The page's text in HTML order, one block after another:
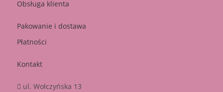
Obsługa klienta
Pakowanie i dostawa
Płatności
Kontakt
ul. Wołczyńska 13